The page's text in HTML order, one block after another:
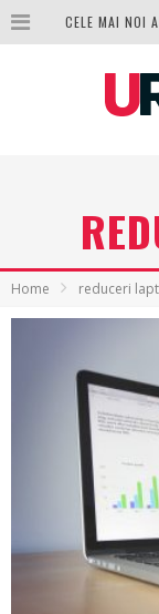
CELE MAI NOI
Home reduceri